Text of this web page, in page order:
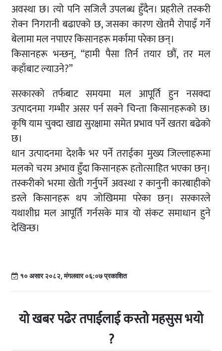
अवस्था छ। त्यो पनि सजिलै उपलब्ध हुँदैन। प्रहरीले तस्करी
रोक्न निगरानी बढाएको छ, जसका कारण खेतमै रोपाइँ गर्ने
बेलामा मल नपाएर किसानहरू मर्कामा परेका छन्।
किसानहरू भन्छन्, “हामी पैसा तिर्न तयार छौं, तर मल
कहाँबाट ल्याउने?”
सरकारको तर्फबाट समयमा मल आपूर्ति हुन नसक्दा
उत्पादनमा गम्भीर असर पर्न सक्ने चिन्ता किसानहरूको छ।
कृषि याम चुक्दा खाद्य सुरक्षामा समेत प्रभाव पर्ने खतरा बढेको
छ।
धान उत्पादनमा देशकै भर पर्ने तराईका मुख्य जिल्लाहरूमा
मलको चरम अभाव हुँदा किसानहरू हतोत्साहित भएका छन्।
तस्करीको भरमा खेती गर्नुपर्ने अवस्था र कानुनी कारबाहीको
डरले किसानहरू थप जोखिममा परेका छन्। सरकारले
यथाशीघ्र मल आपूर्ति गर्नसके मात्र यो संकट समाधान हुने
देखिन्छ।
१० असार २०८२, मंगलवार ०६:०७ प्रकाशित
यो खबर पढेर तपाईलाई कस्तो महसुस भयो
?